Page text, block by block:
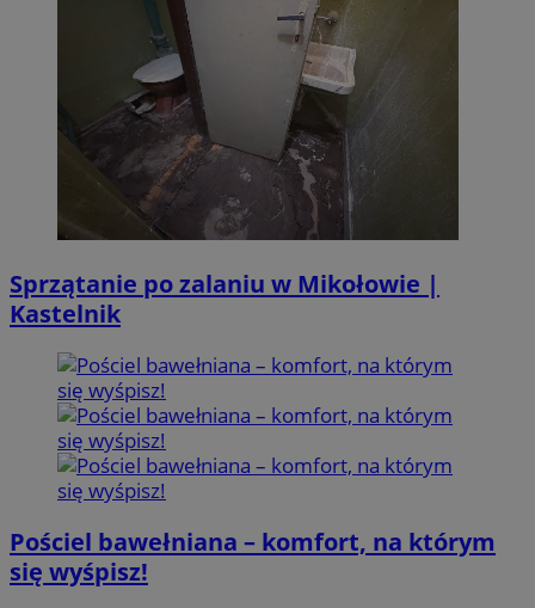
Sprzątanie po zalaniu w Mikołowie |
Kastelnik
Pościel bawełniana – komfort, na którym
się wyśpisz!